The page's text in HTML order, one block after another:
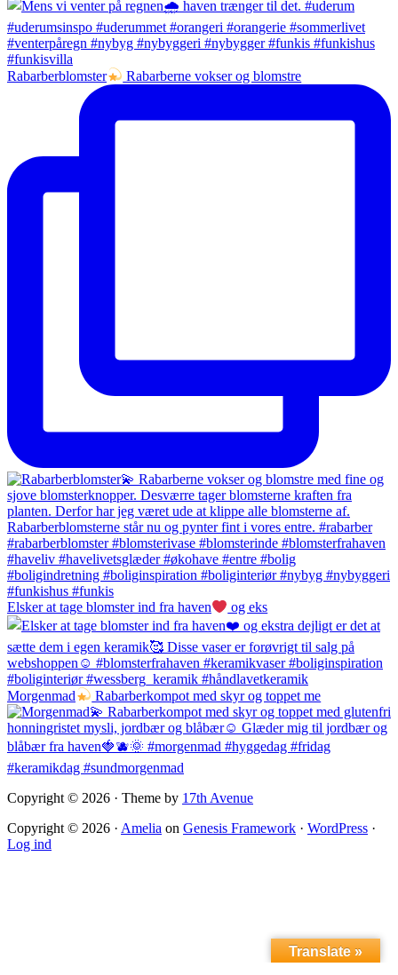
Rabarberblomster Rabarberne vokser og blomstre
Elsker at tage blomster ind fra haven og eks
Morgenmad Rabarberkompot med skyr og toppet me
Copyright © 2026 · Theme by 17th Avenue
Copyright © 2026 · Amelia on Genesis Framework · WordPress ·
Log ind
Translate »